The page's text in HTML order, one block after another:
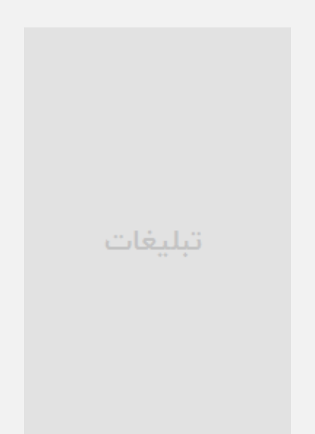
ترجیح عقلانیت ایرانی بر دیدگاه‌های آخرالزمانی